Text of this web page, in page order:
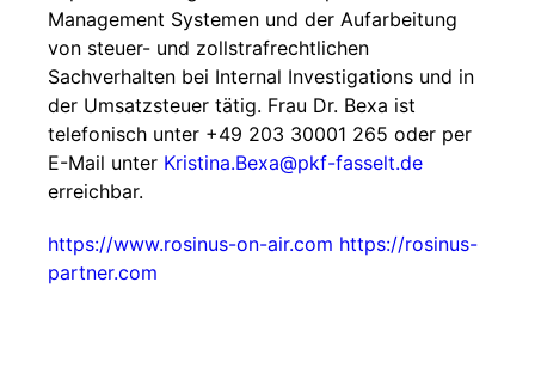
Management Systemen und der Aufarbeitung
von steuer- und zollstrafrechtlichen
Sachverhalten bei Internal Investigations und in
der Umsatzsteuer tätig. Frau Dr. Bexa ist
telefonisch unter +49 203 30001 265 oder per
E-Mail unter Kristina.Bexa@pkf-fasselt.de
erreichbar.
https://www.rosinus-on-air.com https://rosinus-
partner.com